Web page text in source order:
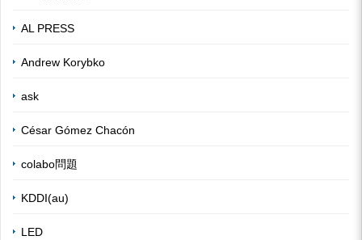
AL PRESS
Andrew Korybko
ask
César Gómez Chacón
colabo問題
KDDI(au)
LED